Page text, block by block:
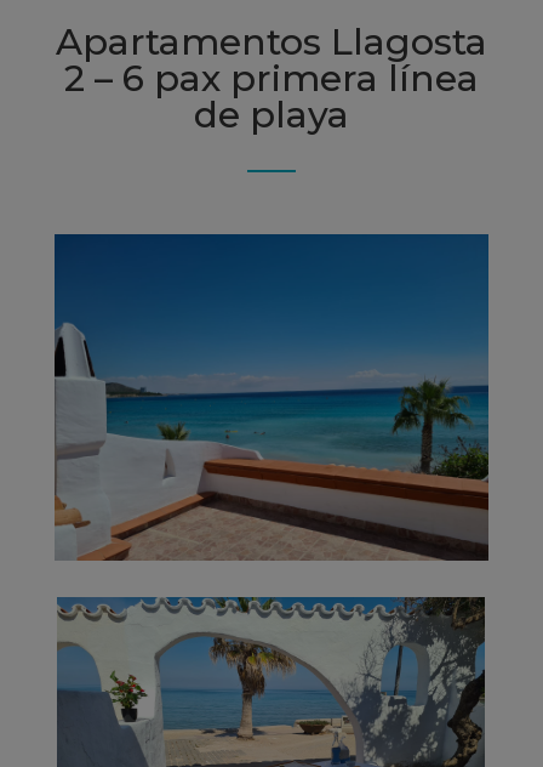
Apartamentos Llagosta
2 – 6 pax primera línea
de playa